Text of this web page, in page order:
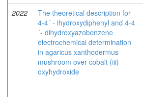
2022
The theoretical description for
4-4´ - ihydroxydiphenyl and 4-4
´- dihydroxyazobenzene
electrochemical determination
in agaricus xanthodermus
mushroom over cobalt (iii)
oxyhydroxide